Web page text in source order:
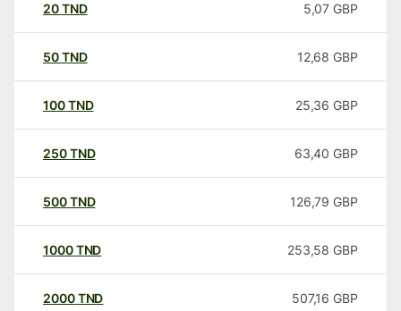
20TND 5,07 GBP
50TND 12,68 GBP
100TND 25,36 GBP
250TND 63,40 GBP
500TND 126,79 GBP
1000TND 253,58 GBP
2000TND 507,16 GBP